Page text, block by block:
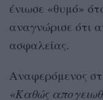
ένιωσε «θυμό»
αναγνώρισε ότι
ασφαλείας.
Αναφερόμενος
«Καθώς